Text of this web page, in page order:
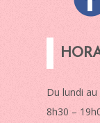
Du lundi au
8h30 –